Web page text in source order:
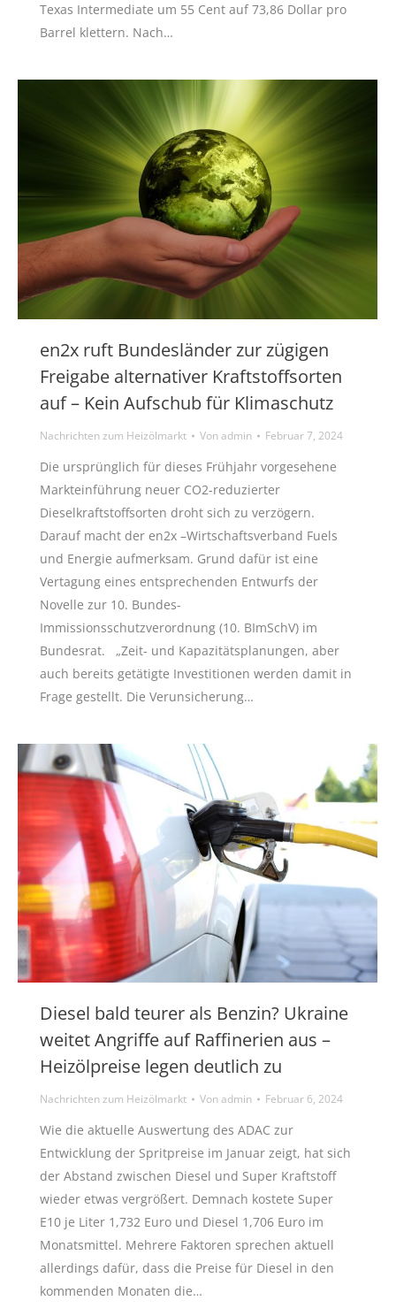
Texas Intermediate um 55 Cent auf 73,86 Dollar pro
Barrel klettern. Nach…
en2x ruft Bundesländer zur zügigen
Freigabe alternativer Kraftstoffsorten
auf – Kein Aufschub für Klimaschutz
Nachrichten zum Heizölmarkt Vonadmin Februar 7, 2024
Die ursprünglich für dieses Frühjahr vorgesehene
Markteinführung neuer CO2-reduzierter
Dieselkraftstoffsorten droht sich zu verzögern.
Darauf macht der en2x –Wirtschaftsverband Fuels
und Energie aufmerksam. Grund dafür ist eine
Vertagung eines entsprechenden Entwurfs der
Novelle zur 10. Bundes-
Immissionsschutzverordnung (10. BImSchV) im
Bundesrat. „Zeit- und Kapazitätsplanungen, aber
auch bereits getätigte Investitionen werden damit in
Frage gestellt. Die Verunsicherung…
Diesel bald teurer als Benzin? Ukraine
weitet Angriffe auf Raffinerien aus –
Heizölpreise legen deutlich zu
Nachrichten zum Heizölmarkt Vonadmin Februar 6, 2024
Wie die aktuelle Auswertung des ADAC zur
Entwicklung der Spritpreise im Januar zeigt, hat sich
der Abstand zwischen Diesel und Super Kraftstoff
wieder etwas vergrößert. Demnach kostete Super
E10 je Liter 1,732 Euro und Diesel 1,706 Euro im
Monatsmittel. Mehrere Faktoren sprechen aktuell
allerdings dafür, dass die Preise für Diesel in den
kommenden Monaten die…